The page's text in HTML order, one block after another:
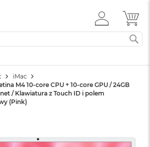
ZALOGUJ
SIĘ
iMac
M4 10-core CPU + 10-core GPU / 24GB
/ Klawiatura z Touch ID i polem
(Pink)